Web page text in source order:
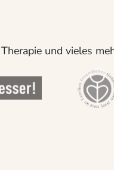
und vieles